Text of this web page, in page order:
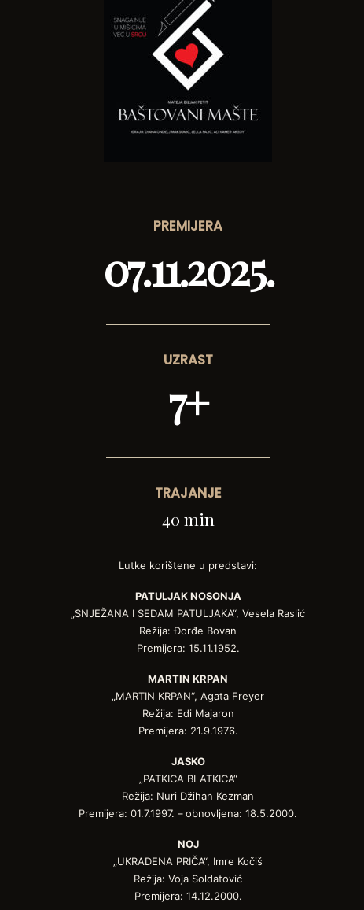
PREMIJERA
07.11.2025.
UZRAST
7+
TRAJANJE
40 min
Lutke korištene u predstavi:
PATULJAK NOSONJA
„SNJEŽANA I SEDAM PATULJAKA“, Vesela Raslić
Režija: Đorđe Bovan
Premijera: 15.11.1952.
MARTIN KRPAN
„MARTIN KRPAN“, Agata Freyer
Režija: Edi Majaron
Premijera: 21.9.1976.
JASKO
„PATKICA BLATKICA“
Režija: Nuri Džihan Kezman
Premijera: 01.7.1997. – obnovljena: 18.5.2000.
NOJ
„UKRADENA PRIČA“, Imre Kočiš
Režija: Voja Soldatović
Premijera: 14.12.2000.